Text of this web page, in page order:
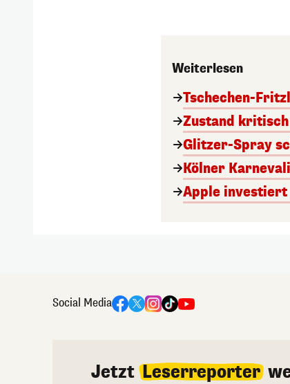
Weiterlesen
Tschechen-
Zustand
Glitzer-Spray
Kölner
Apple
Social Media
Jetzt Leserreporter